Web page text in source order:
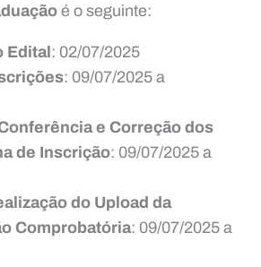
é o seguinte:
Edital: 02/07/2025
: 09/07/2025 a
e Correção dos
de Inscrição: 09/07/2025 a
do Upload da
Comprobatória: 09/07/2025 a